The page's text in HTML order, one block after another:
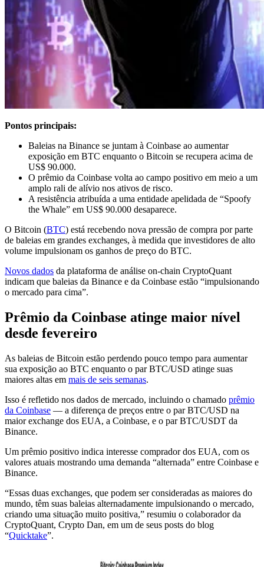
Pontos principais:
Baleias na Binance se juntam à Coinbase ao aumentar
exposição em BTC enquanto o Bitcoin se recupera acima de
US$ 90.000.
O prêmio da Coinbase volta ao campo positivo em meio a um
amplo rali de alívio nos ativos de risco.
A resistência atribuída a uma entidade apelidada de “Spoofy
the Whale” em US$ 90.000 desaparece.
O Bitcoin (BTC) está recebendo nova pressão de compra por parte
de baleias em grandes exchanges, à medida que investidores de alto
volume impulsionam os ganhos de preço do BTC.
Novos dados da plataforma de análise on-chain CryptoQuant
indicam que baleias da Binance e da Coinbase estão “impulsionando
o mercado para cima”.
Prêmio da Coinbase atinge maior nível
desde fevereiro
As baleias de Bitcoin estão perdendo pouco tempo para aumentar
sua exposição ao BTC enquanto o par BTC/USD atinge suas
maiores altas em mais de seis semanas.
Isso é refletido nos dados de mercado, incluindo o chamado prêmio
da Coinbase — a diferença de preços entre o par BTC/USD na
maior exchange dos EUA, a Coinbase, e o par BTC/USDT da
Binance.
Um prêmio positivo indica interesse comprador dos EUA, com os
valores atuais mostrando uma demanda “alternada” entre Coinbase e
Binance.
“Essas duas exchanges, que podem ser consideradas as maiores do
mundo, têm suas baleias alternadamente impulsionando o mercado,
criando uma situação muito positiva,” resumiu o colaborador da
CryptoQuant, Crypto Dan, em um de seus posts do blog
“Quicktake”.